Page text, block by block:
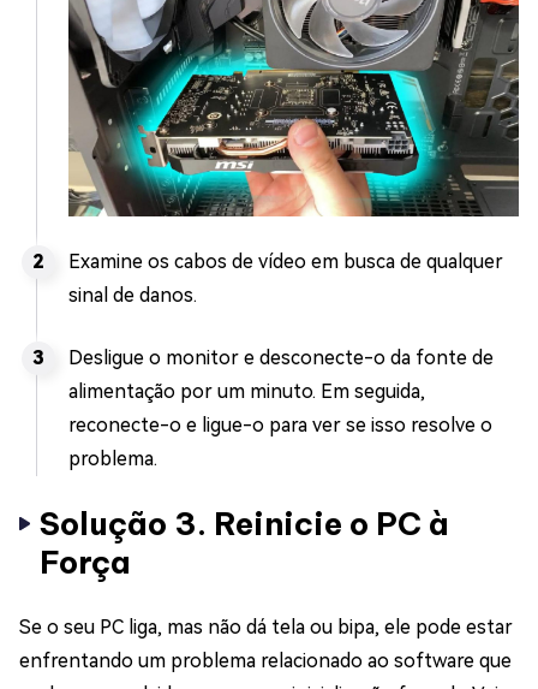
Examine os cabos de vídeo em busca de qualquer
sinal de danos.
Desligue o monitor e desconecte-o da fonte de
alimentação por um minuto. Em seguida,
reconecte-o e ligue-o para ver se isso resolve o
problema.
Solução 3. Reinicie o PC à
Força
Se o seu PC liga, mas não dá tela ou bipa, ele pode estar
enfrentando um problema relacionado ao software que